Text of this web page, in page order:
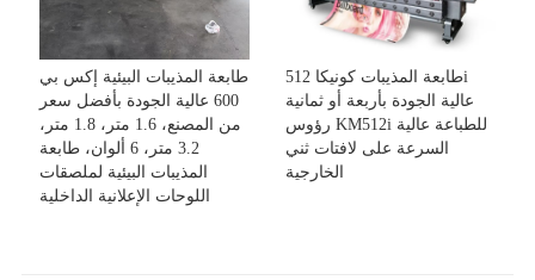
طابعة المذيبات البيئية إكس بي
600 عالية الجودة بأفضل سعر
من المصنع، 1.6 متر، 1.8 متر،
3.2 متر، 6 ألوان، طابعة
المذيبات البيئية لملصقات
اللوحات الإعلانية الداخلية
طابعة المذيبات كونيكا 512i
عالية الجودة بأربعة أو ثمانية
رؤوس KM512i للطباعة عالية
السرعة على لافتات ثني
الخارجية